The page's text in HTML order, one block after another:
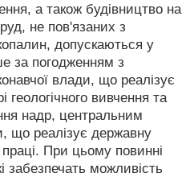
а також будівництво на
не пов'язаних з
допускаються у
за погодженням з
влади, що реалізує
вивчення та
надр, центральним
що реалізує державну
При цьому повинні
забезпечать можливість